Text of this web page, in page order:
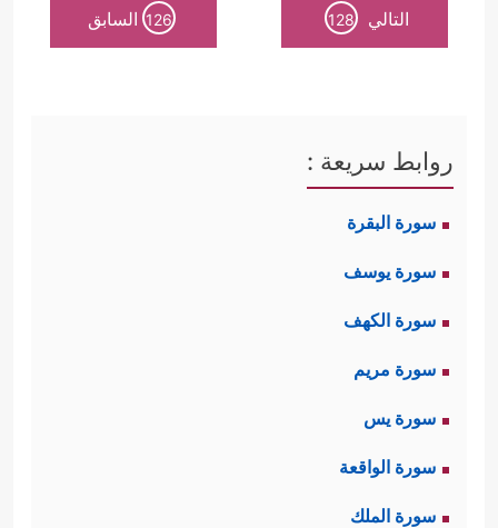
التالي 128
126 السابق
روابط سريعة :
سورة البقرة
سورة يوسف
سورة الكهف
سورة مريم
سورة يس
سورة الواقعة
سورة الملك